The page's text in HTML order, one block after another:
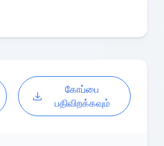
கோப்பை
பதிவிறக்கவும்